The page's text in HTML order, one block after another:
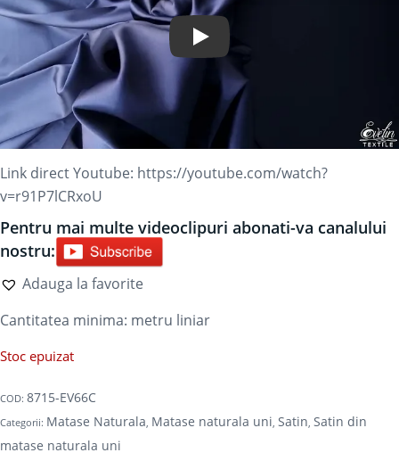
Play Video
Link direct Youtube: https://youtube.com/watch?
v=r91P7lCRxoU
Pentru mai multe videoclipuri abonati-va canalului
nostru:
Adauga la favorite
Cantitatea minima: metru liniar
Stoc epuizat
COD: 8715-EV66C
Categorii: Matase Naturala Matase naturala uni Satin Satin din
matase naturala uni